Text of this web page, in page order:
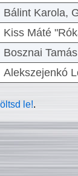
Bálint Karola,
Kiss Máté
Bosznai
Alekszejenkó
le!.